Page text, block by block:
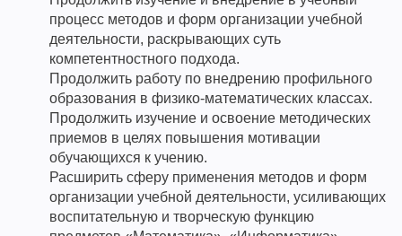
процесс методов и форм организации учебной
деятельности, раскрывающих суть
компетентностного подхода.
Продолжить работу по внедрению профильного
образования в физико-математических классах.
Продолжить изучение и освоение методических
приемов в целях повышения мотивации
обучающихся к учению.
Расширить сферу применения методов и форм
организации учебной деятельности, усиливающих
воспитательную и творческую функцию